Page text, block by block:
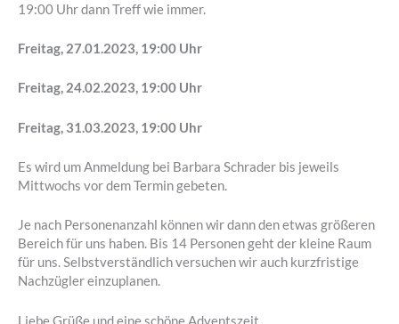
19:00 Uhr dann Treff wie immer.
Freitag, 27.01.2023, 19:00 Uhr
Freitag, 24.02.2023, 19:00 Uhr
Freitag, 31.03.2023, 19:00 Uhr
Es wird um Anmeldung bei Barbara Schrader bis jeweils
Mittwochs vor dem Termin gebeten.
Je nach Personenanzahl können wir dann den etwas größeren
Bereich für uns haben. Bis 14 Personen geht der kleine Raum
für uns. Selbstverständlich versuchen wir auch kurzfristige
Nachzügler einzuplanen.
Liebe Grüße und eine schöne Adventszeit,